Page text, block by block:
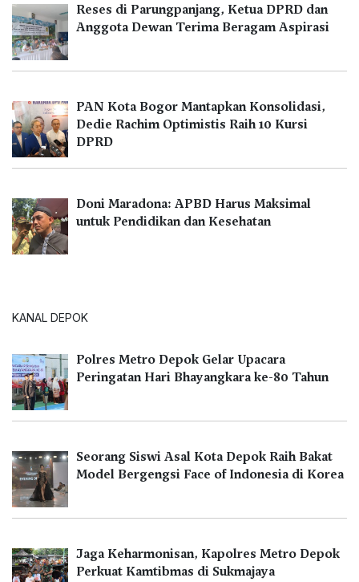
Reses di Parungpanjang, Ketua DPRD dan
Anggota Dewan Terima Beragam Aspirasi
PAN Kota Bogor Mantapkan Konsolidasi,
Dedie Rachim Optimistis Raih 10 Kursi
DPRD
Doni Maradona: APBD Harus Maksimal
untuk Pendidikan dan Kesehatan
KANAL DEPOK
Polres Metro Depok Gelar Upacara
Peringatan Hari Bhayangkara ke-80 Tahun
Seorang Siswi Asal Kota Depok Raih Bakat
Model Bergengsi Face of Indonesia di Korea
Jaga Keharmonisan, Kapolres Metro Depok
Perkuat Kamtibmas di Sukmajaya